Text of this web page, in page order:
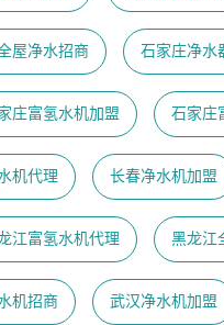
屋净水招商 石家庄净水
庄富氢水机加盟 石家庄
机代理 长春净水机加盟
江富氢水机代理 黑龙江
机招商 武汉净水机加盟